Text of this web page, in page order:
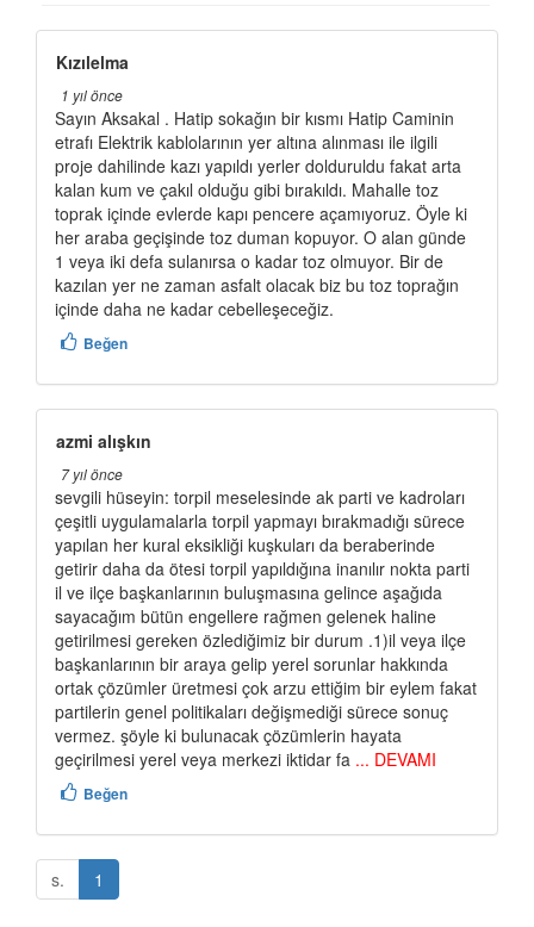
Kızılelma
1 yıl önce
Sayın Aksakal . Hatip sokağın bir kısmı Hatip Caminin
etrafı Elektrik kablolarının yer altına alınması ile ilgili
proje dahilinde kazı yapıldı yerler dolduruldu fakat arta
kalan kum ve çakıl olduğu gibi bırakıldı. Mahalle toz
toprak içinde evlerde kapı pencere açamıyoruz. Öyle ki
her araba geçişinde toz duman kopuyor. O alan günde
1 veya iki defa sulanırsa o kadar toz olmuyor. Bir de
kazılan yer ne zaman asfalt olacak biz bu toz toprağın
içinde daha ne kadar cebelleşeceğiz.
Beğen
azmi alışkın
7 yıl önce
sevgili hüseyin: torpil meselesinde ak parti ve kadroları
çeşitli uygulamalarla torpil yapmayı bırakmadığı sürece
yapılan her kural eksikliği kuşkuları da beraberinde
getirir daha da ötesi torpil yapıldığına inanılır nokta parti
il ve ilçe başkanlarının buluşmasına gelince aşağıda
sayacağım bütün engellere rağmen gelenek haline
getirilmesi gereken özlediğimiz bir durum .1)il veya ilçe
başkanlarının bir araya gelip yerel sorunlar hakkında
ortak çözümler üretmesi çok arzu ettiğim bir eylem fakat
partilerin genel politikaları değişmediği sürece sonuç
vermez. şöyle ki bulunacak çözümlerin hayata
geçirilmesi yerel veya merkezi iktidar fa ... DEVAMI
Beğen
s. 1